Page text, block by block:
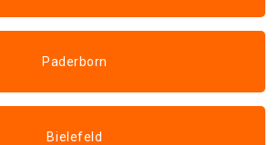
Paderborn
Bielefeld